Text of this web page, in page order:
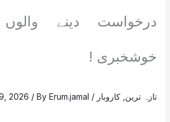
درخواست دینے
خوشخبری !
تازہ ترین کاروبار /
2026 / ByErum.jamal